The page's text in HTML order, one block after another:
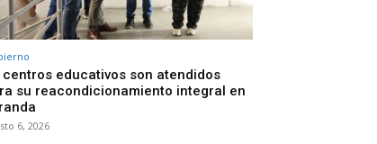
centros educativos son atendidos
su reacondicionamiento integral en
6, 2026